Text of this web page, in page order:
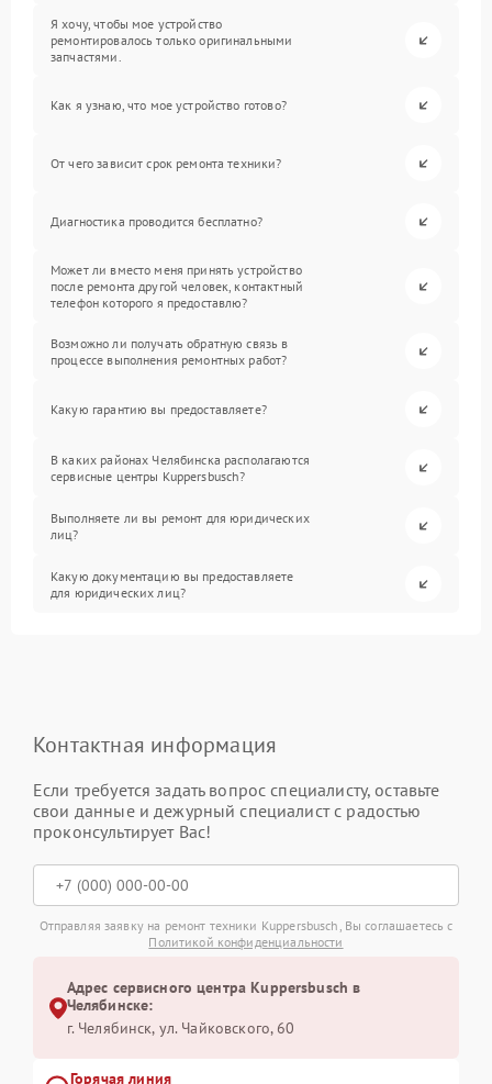
Я хочу, чтобы мое устройство
ремонтировалось только оригинальными
запчастями.
Как я узнаю, что мое устройство готово?
От чего зависит срок ремонта техники?
Диагностика проводится бесплатно?
Может ли вместо меня принять устройство
после ремонта другой человек, контактный
телефон которого я предоставлю?
Возможно ли получать обратную связь в
процессе выполнения ремонтных работ?
Какую гарантию вы предоставляете?
В каких районах Челябинска располагаются
сервисные центры Kuppersbusch?
Выполняете ли вы ремонт для юридических
лиц?
Какую документацию вы предоставляете
для юридических лиц?
Контактная информация
Если требуется задать вопрос специалисту, оставьте
свои данные и дежурный специалист с радостью
проконсультирует Вас!
Отправляя заявку на ремонт техники Kuppersbusch, Вы соглашаетесь с
Политикой конфиденциальности
Адрес сервисного центра Kuppersbusch в
Челябинске:
г. Челябинск, ул. Чайковского, 60
Горячая линия